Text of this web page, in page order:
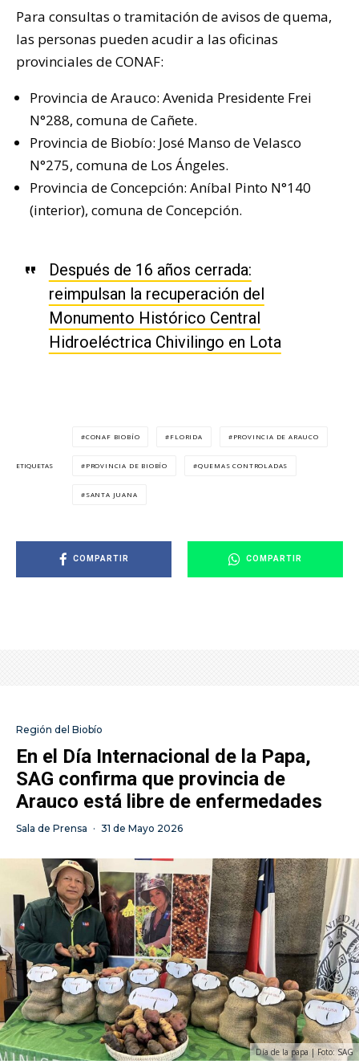
Para consultas o tramitación de avisos de quema,
las personas pueden acudir a las oficinas
provinciales de CONAF:
Provincia de Arauco: Avenida Presidente Frei
N°288, comuna de Cañete.
Provincia de Biobío: José Manso de Velasco
N°275, comuna de Los Ángeles.
Provincia de Concepción: Aníbal Pinto N°140
(interior), comuna de Concepción.
Después de 16 años cerrada:
reimpulsan la recuperación del
Monumento Histórico Central
Hidroeléctrica Chivilingo en Lota
ETIQUETAS
CONAF BIOBÍO FLORIDA PROVINCIA DE ARAUCO
PROVINCIA DE BIOBÍO QUEMAS CONTROLADAS
SANTA JUANA
COMPARTIR COMPARTIR
Región del Biobío
En el Día Internacional de la Papa,
SAG confirma que provincia de
Arauco está libre de enfermedades
Sala de Prensa · 31 de Mayo 2026
Día de la papa | Foto: SAG